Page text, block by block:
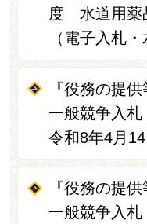
度 水道用薬
（電子入札
『役務の提
一般競争入
令和8年4月
『役務の提
一般競争入